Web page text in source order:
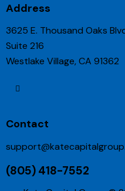
Address
3625 E. Thousand Oaks
Suite 216
Westlake Village, CA 91362
Contact
(805) 418-7552